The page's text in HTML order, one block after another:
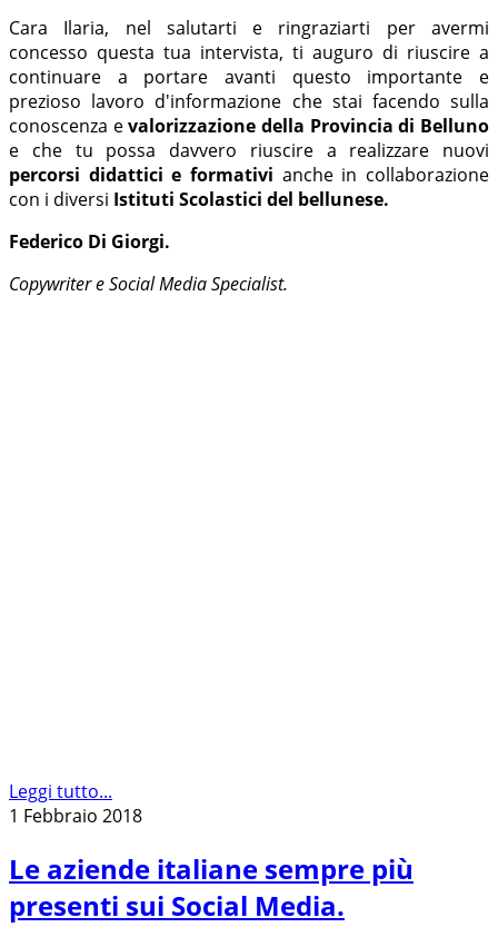
Cara Ilaria, nel salutarti e ringraziarti per avermi
concesso questa tua intervista, ti auguro di riuscire a
continuare a portare avanti questo importante e
prezioso lavoro d'informazione che stai facendo sulla
conoscenza evalorizzazione della Provincia di Belluno
e che tu possa davvero riuscire a realizzare nuovi
percorsi didattici e formativi anche in collaborazione
con i diversi Istituti Scolastici del bellunese.
Federico Di Giorgi.
Copywriter e Social Media Specialist.
Leggi tutto...
1 Febbraio 2018
Le aziende italiane sempre più
presenti sui Social Media.